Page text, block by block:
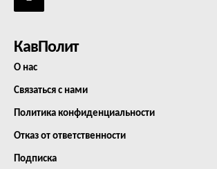
КавПолит
О нас
Связаться с нами
Политика конфиденциальности
Отказ от ответственности
Подписка